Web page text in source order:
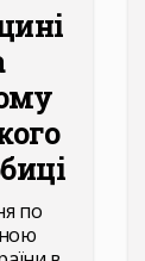
по